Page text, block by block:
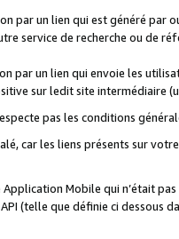
par un lien qui est généré par
service de recherche ou de
par un lien qui envoie les
sur ledit site intermédiaire
pas les conditions
car les liens présents sur
Application Mobile qui n’était
(telle que définie ci dessous